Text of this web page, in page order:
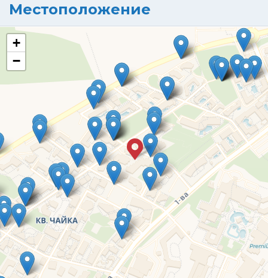
Местоположение
+
−